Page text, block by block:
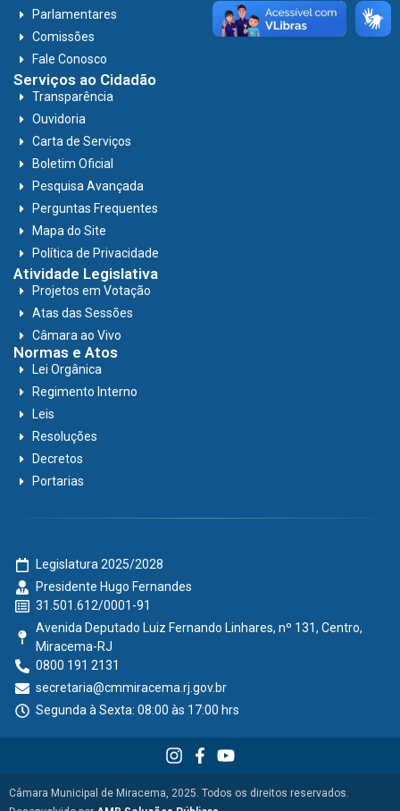
Parlamentares
Comissões
Fale Conosco
Serviços ao Cidadão
Transparência
Ouvidoria
Carta de Serviços
Boletim Oficial
Pesquisa Avançada
Perguntas Frequentes
Mapa do Site
Política de Privacidade
Atividade Legislativa
Projetos em Votação
Atas das Sessões
Câmara ao Vivo
Normas e Atos
Lei Orgânica
Regimento Interno
Leis
Resoluções
Decretos
Portarias
Legislatura 2025/2028
Presidente Hugo Fernandes
31.501.612/0001-91
Avenida Deputado Luiz Fernando Linhares, nº 131, Centro,
Miracema-RJ
0800 191 2131
secretaria@cmmiracema.rj.gov.br
Segunda à Sexta: 08:00 às 17:00 hrs
Câmara Municipal de Miracema, 2025. Todos os direitos reservados.